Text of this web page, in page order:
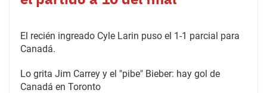
El recién ingreado Cyle Larin puso el 1-1 parcial para
Canadá.
Lo grita Jim Carrey y el "pibe" Bieber: hay gol de
Canadá en Toronto